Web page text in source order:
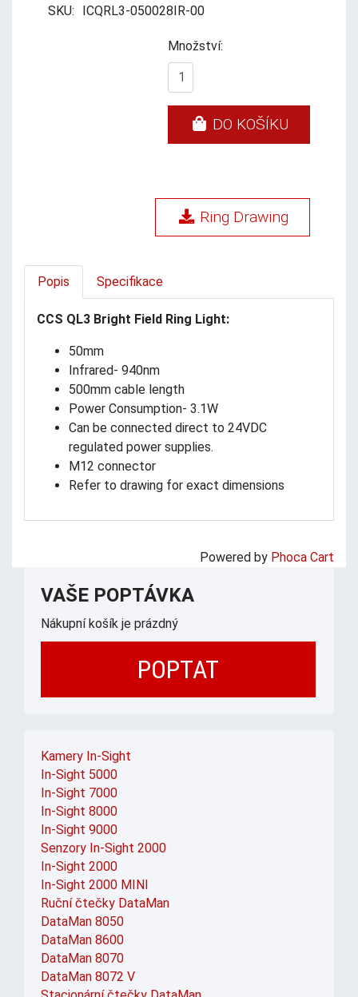
SKU: ICQRL3-050028IR-00
Množství:
DO KOŠÍKU
Ring Drawing
Popis Specifikace
CCS QL3 Bright Field Ring Light:
50mm
Infrared- 940nm
500mm cable length
Power Consumption- 3.1W
Can be connected direct to 24VDC
regulated power supplies.
M12 connector
Refer to drawing for exact dimensions
Powered by Phoca Cart
VAŠE POPTÁVKA
Nákupní košík je prázdný
POPTAT
Kamery In-Sight
In-Sight 5000
In-Sight 7000
In-Sight 8000
In-Sight 9000
Senzory In-Sight 2000
In-Sight 2000
In-Sight 2000 MINI
Ruční čtečky DataMan
DataMan 8050
DataMan 8600
DataMan 8070
DataMan 8072 V